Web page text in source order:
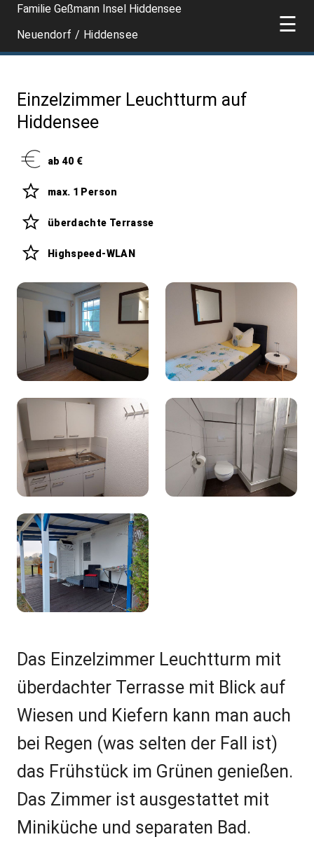
Familie Geßmann Insel Hiddensee
Neuendorf / Hiddensee
☰
FeWo
Boddenblick
FeWo
Ostseeblick
Bungalow
Einzelzimmer
Leuchtturm
Einzelzimmer Leuchtturm auf
Hiddensee
ab 40 €
max. 1 Person
überdachte Terrasse
Highspeed-WLAN
Das Einzelzimmer Leuchtturm mit
überdachter Terrasse mit Blick auf
Wiesen und Kiefern kann man auch
bei Regen (was selten der Fall ist)
das Frühstück im Grünen genießen.
Das Zimmer ist ausgestattet mit
Miniküche und separaten Bad.